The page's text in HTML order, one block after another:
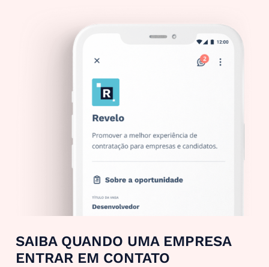
SAIBA QUANDO UMA EMPRESA
ENTRAR EM CONTATO